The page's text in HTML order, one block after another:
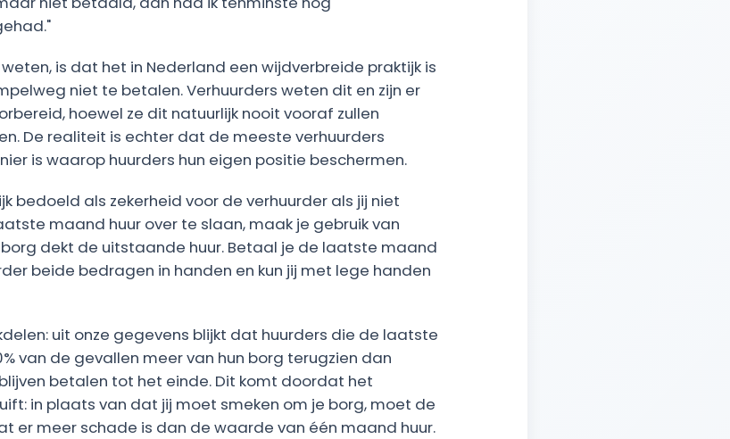
is dat het in Nederland een wijdverbreide praktijk is
niet te betalen. Verhuurders weten dit en zijn er
hoewel ze dit natuurlijk nooit vooraf zullen
De realiteit is echter dat de meeste verhuurders
is waarop huurders hun eigen positie beschermen.
bedoeld als zekerheid voor de verhuurder als jij niet
maand huur over te slaan, maak je gebruik van
dekt de uitstaande huur. Betaal je de laatste maand
beide bedragen in handen en kun jij met lege handen
uit onze gegevens blijkt dat huurders die de laatste
van de gevallen meer van hun borg terugzien dan
betalen tot het einde. Dit komt doordat het
in plaats van dat jij moet smeken om je borg, moet de
er meer schade is dan de waarde van één maand huur.